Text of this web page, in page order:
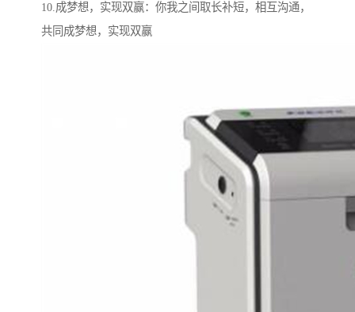
10.成梦想，实现双赢：你我之间取长补短，相互沟通，
共同成梦想，实现双赢